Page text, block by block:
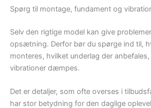
Spørg til montage, fundament og
Selv den rigtige model kan give
opsætning. Derfor bør du spørge ind til,
monteres, hvilket underlag der
vibrationer dæmpes.
Det er detaljer, som ofte overses i
har stor betydning for den daglige